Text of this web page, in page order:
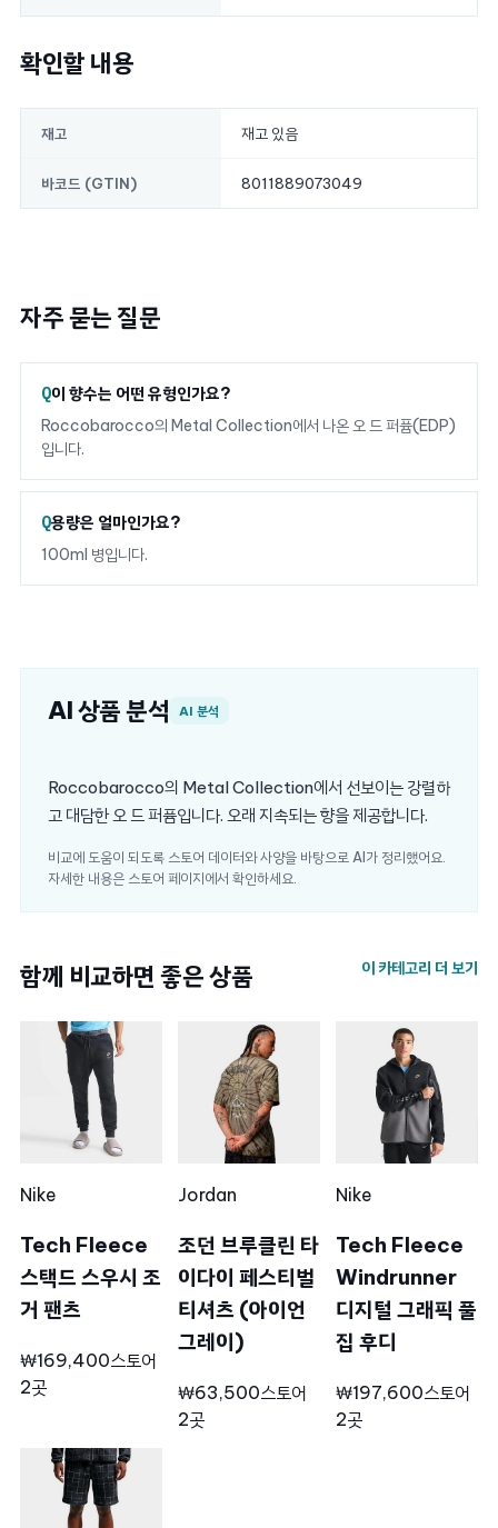
확인할 내용
재고 재고 있음
바코드 (GTIN) 8011889073049
자주 묻는 질문
이 향수는 어떤 유형인가요?
Roccobarocco의 Metal Collection에서 나온 오 드 퍼퓸(EDP)
입니다.
용량은 얼마인가요?
100ml 병입니다.
AI 상품 분석 AI 분석
Roccobarocco의 Metal Collection에서 선보이는 강렬하
고 대담한 오 드 퍼퓸입니다. 오래 지속되는 향을 제공합니다.
비교에 도움이 되도록 스토어 데이터와 사양을 바탕으로 AI가 정리했어요.
자세한 내용은 스토어 페이지에서 확인하세요.
함께 비교하면 좋은 상품 이 카테고리 더 보기
Nike
Tech Fleece
스택드 스우시 조
거 팬츠
₩169,400스토어
2곳
Jordan
조던 브루클린 타
이다이 페스티벌
티셔츠 (아이언
그레이)
₩63,500스토어
2곳
Nike
Tech Fleece
Windrunner
디지털 그래픽 풀
집 후디
₩197,600스토어
2곳